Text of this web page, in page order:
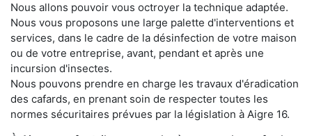
Nous allons pouvoir vous octroyer la technique adaptée.
Nous vous proposons une large palette d'interventions et
services, dans le cadre de la désinfection de votre maison
ou de votre entreprise, avant, pendant et après une
incursion d'insectes.
Nous pouvons prendre en charge les travaux d'éradication
des cafards, en prenant soin de respecter toutes les
normes sécuritaires prévues par la législation à Aigre 16.